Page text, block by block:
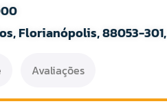
Florianópolis, 88053-301,
Avaliações